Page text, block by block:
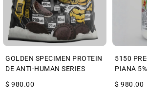
GOLDEN SPECIMEN PROTEIN
DE ANTI-HUMAN SERIES
$ 980.00
5150
PIANA
$ 980.00